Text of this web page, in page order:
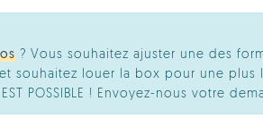
? Vous souhaitez ajuster une des
souhaitez louer la box pour une plus
POSSIBLE ! Envoyez-nous votre